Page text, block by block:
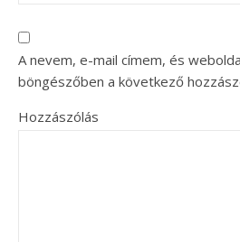
A nevem, e-mail címem, és
böngészőben a következő
Hozzászólás